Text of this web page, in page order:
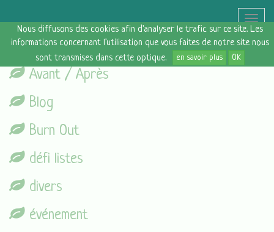
Nous diffusons des cookies afin d'analyser le trafic sur ce site. Les
informations concernant l'utilisation que vous faites de notre site nous
sont transmises dans cette optique.
en savoir plus OK
Toggle
Avant / Après
Blog
Burn Out
défi listes
divers
événement